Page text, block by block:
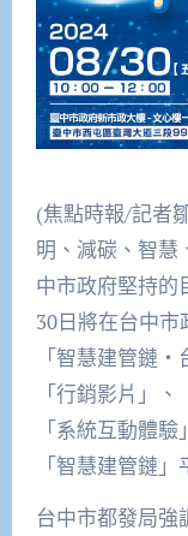
(焦點時報/記者
明、減碳、智慧
中市政府堅持的
30日將在台中
「智慧建管鏈‧
「行銷影片」
「系統互動體
「智慧建管鏈
台中市都發局強